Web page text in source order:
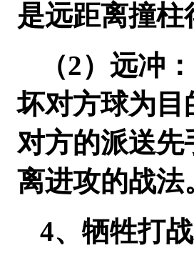
是远距离撞
（2）远冲
坏对方球为目
对方的派送先
离进攻的战法
4、牺牲打